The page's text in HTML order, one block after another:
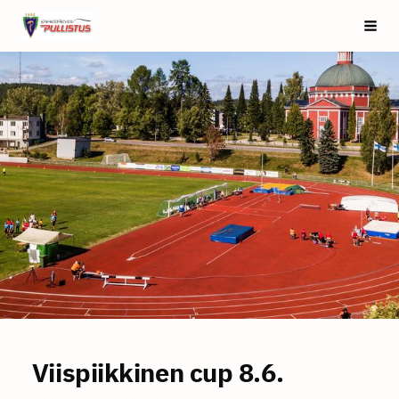
Siirry
sivun
sisältöön
Saarijärven Pullistus
Viispiikkinen cup 8.6.